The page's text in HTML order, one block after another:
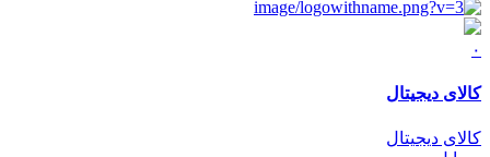
۰
کالای دیجیتال
کالای دیجیتال